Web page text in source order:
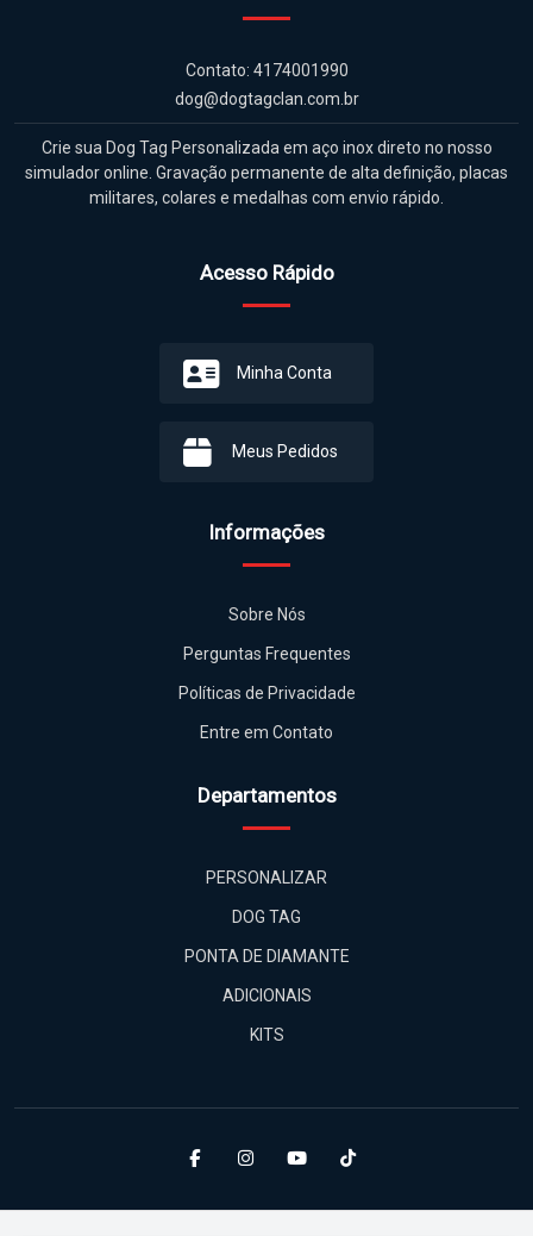
Contato: 4174001990
dog@dogtagclan.com.br
Crie sua Dog Tag Personalizada em aço inox direto no nosso
simulador online. Gravação permanente de alta definição, placas
militares, colares e medalhas com envio rápido.
Acesso Rápido
Minha Conta
Meus Pedidos
Informações
Sobre Nós
Perguntas Frequentes
Políticas de Privacidade
Entre em Contato
Departamentos
PERSONALIZAR
DOG TAG
PONTA DE DIAMANTE
ADICIONAIS
KITS